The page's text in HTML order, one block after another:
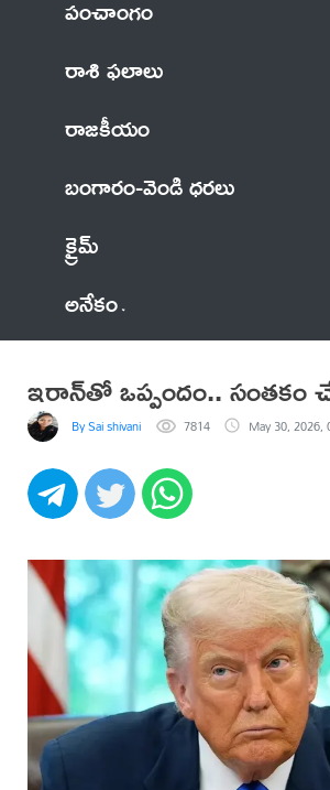
పంచాంగం
రాశి ఫలాలు
రాజకీయం
బంగారం-వెండి ధరలు
క్రైమ్
అనేకం
ఇరాన్‌తో ఒప్పందం.. సంతకం
By Sai shivani 7814 May 30, 2026,